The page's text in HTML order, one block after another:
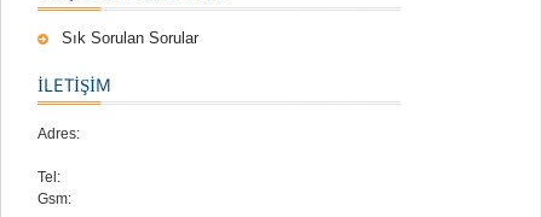
Sık Sorulan Sorular
İLETİŞİM
Adres:
Tel:
Gsm: